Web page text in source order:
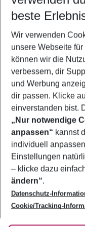
2 Erwachsene
Footer
Footer navigation
Über uns
AGB
Bestpreisgarantie
Cookie-
Cookie-Richtlinie
Agenturbetreuung
Barrierefreies Reisen
Folge uns
beste
Wir verwenden
unsere Webseite
können wir die
verbessern, dir
und Werbung
dir passen. Klicke
einverstanden bist.
„Nur notwendige
anpassen“ kannst
individuell
Einstellungen
– klicke dazu
ändern“.
Datenschutz-
Cookie/Tracking-